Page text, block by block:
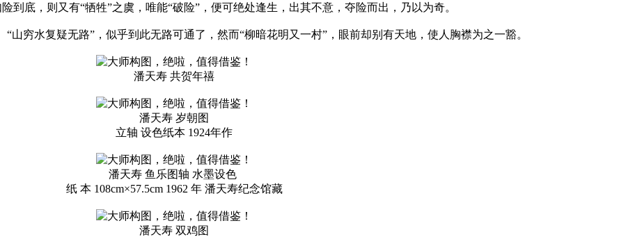
到底，则又有“牺牲”之虞，唯能“破险”，便可绝处逢生，出其不意，夺险而出，乃以为奇。
“山穷水复疑无路”，似乎到此无路可通了，然而“柳暗花明又一村”，眼前却别有天地，使人胸襟为之一豁。
潘天寿 共贺年禧
潘天寿 岁朝图
立轴 设色纸本 1924年作
潘天寿 鱼乐图轴 水墨设色
纸 本 108cm×57.5cm 1962 年 潘天寿纪念馆藏
潘天寿 双鸡图